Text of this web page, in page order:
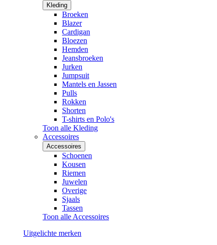
Kleding
Broeken
Blazer
Cardigan
Bloezen
Hemden
Jeansbroeken
Jurken
Jumpsuit
Mantels en Jassen
Pulls
Rokken
Shorten
T-shirts en Polo's
Toon alle Kleding
Accessoires
Accessoires
Schoenen
Kousen
Riemen
Juwelen
Overige
Sjaals
Tassen
Toon alle Accessoires
Uitgelichte merken